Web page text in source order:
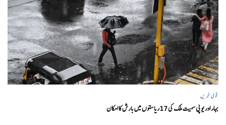
قومی خبریں
بہار اور یو پی سمیت ملک کی 17ریاستوں میں بارش کا امکان